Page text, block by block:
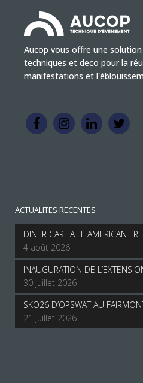
Aucop vous offre une
techniques et deco pour la
manifestations et
ACTUALITES RECENTES
DINER CARITATIF AMERICAN
4 août 2026
INAUGURATION DE
30 juillet 2026
SKO26 D’OPSWAT AU
21 juillet 2026